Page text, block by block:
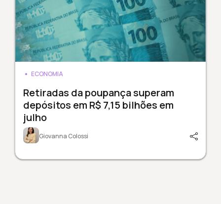
ECONOMIA
Retiradas da poupança superam
depósitos em R$ 7,15 bilhões em
julho
Giovanna Colossi